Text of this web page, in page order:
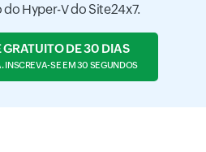
Hyper-V do Site24x7.
GRATUITO DE 30 DIAS
INSCREVA-SE EM 30 SEGUNDOS